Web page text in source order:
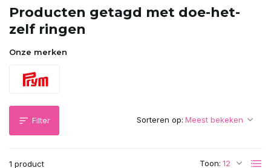
Producten getagd met doe-het-
zelf ringen
Onze merken
Filter
1 product Toon:
Sorteren op: